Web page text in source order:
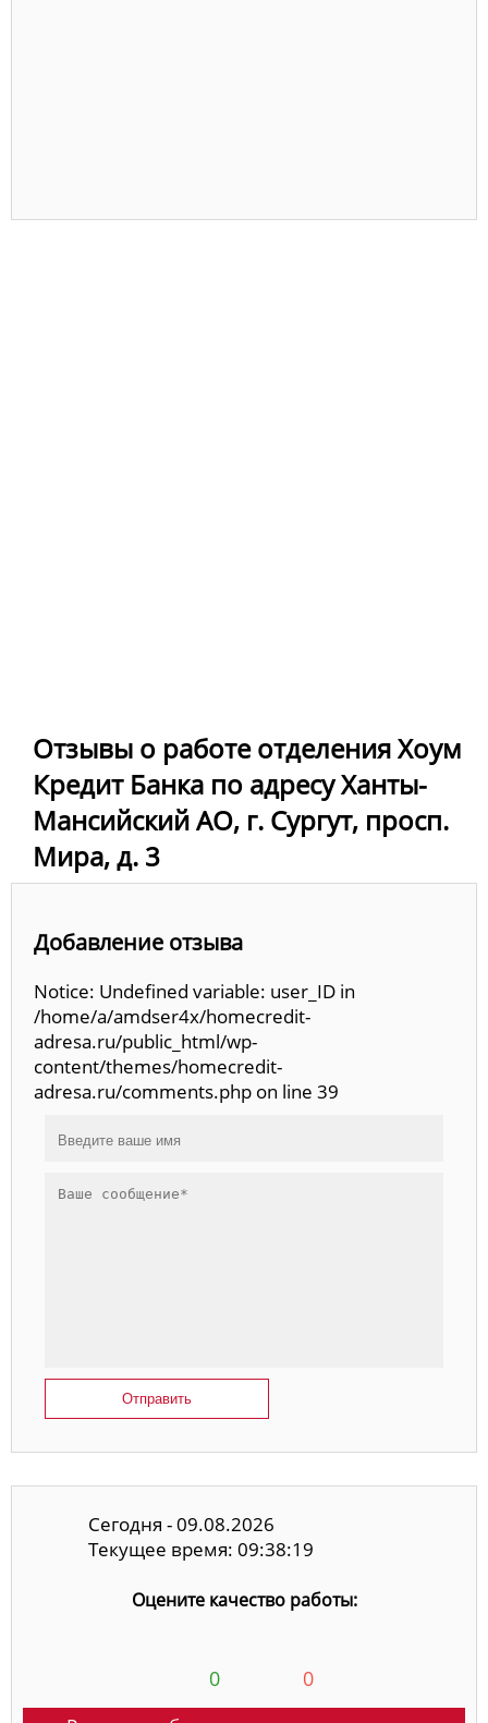
Отзывы о работе отделения Хоум
Кредит Банка по адресу Ханты-
Мансийский АО, г. Сургут, просп.
Мира, д. 3
Добавление отзыва
Notice: Undefined variable: user_ID in
/home/a/amdser4x/homecredit-
adresa.ru/public_html/wp-
content/themes/homecredit-
adresa.ru/comments.php on line 39
Отправить
Сегодня - 09.08.2026
Текущее время: 09:38:19
Оцените качество работы:
0 0